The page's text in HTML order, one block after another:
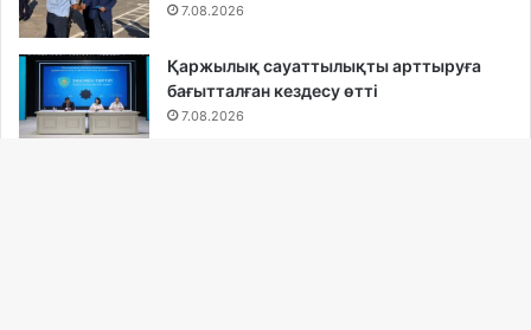
7.08.2026
Қаржылық сауаттылықты арттыруға
бағытталған кездесу өтті
7.08.2026